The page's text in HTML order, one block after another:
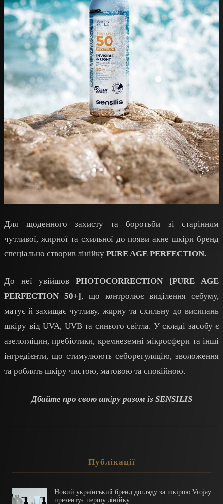
Для щоденного захисту та боротьби зі старінням
чутливої, жирної та схильної до появи акне шкіри бренд
спеціально створив лінійку PURE AGE PERFECTION.
До неї увійшов PHOTOCORRECTION [PURE AGE
PERFECTION 50+] , що контролює виділення себуму,
матує й захищає чутливу, жирну та схильну до висипань
шкіру від UVA, UVB та синього світла. У складі засобу є
азелогліцин, пребіотики, кремнеземні мікросфери та інші
інгредієнти, що стимулюють себорегуляцію, зволоження
та роблять шкіру чистою, матовою та спокійною.
Дбайте про свою шкіру разом із SENSILIS
Публікації
Новий український бренд догляду за шкірою Vrojay
презентує першу лінійку